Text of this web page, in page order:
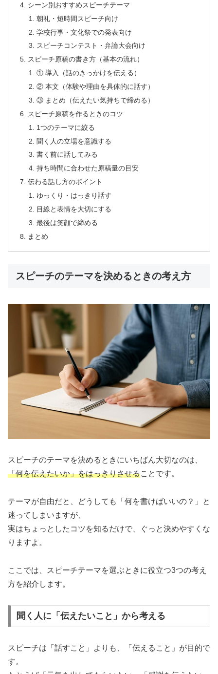
シーン別おすすめスピーチテーマ
朝礼・短時間スピーチ向け
学校行事・文化祭での発表向け
スピーチコンテスト・弁論大会向け
スピーチ原稿の書き方（基本の流れ）
① 導入（話のきっかけを伝える）
② 本文（体験や理由を具体的に話す）
③ まとめ（伝えたい気持ちで締める）
スピーチ原稿を作るときのコツ
1つのテーマに絞る
聞く人の立場を意識する
書く前に話してみる
持ち時間に合わせた原稿量の目安
伝わる話し方のポイント
ゆっくり・はっきり話す
目線と表情を大切にする
最後は笑顔で締める
まとめ
スピーチのテーマを決めるときの考え方
スピーチのテーマを決めるときにいちばん大切なのは、
「何を伝えたいか」をはっきりさせることです。
テーマが自由だと、どうしても「何を書けばいいの？」と
迷ってしまいますが、
実はちょっとしたコツを知るだけで、ぐっと決めやすくな
りますよ。
ここでは、スピーチテーマを選ぶときに役立つ3つの考え
方を紹介します。
聞く人に「伝えたいこと」から考える
スピーチは「話すこと」よりも、「伝えること」が目的で
す。